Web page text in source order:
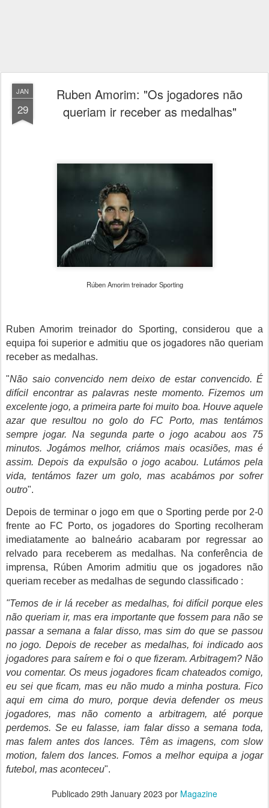
JAN
29
Ruben Amorim: "Os jogadores não
queriam ir receber as medalhas"
Rúben Amorim treinador Sporting
Ruben Amorim treinador do Sporting, considerou que a
equipa foi superior e admitiu que os jogadores não queriam
receber as medalhas.
"Não saio convencido nem deixo de estar convencido. É
difícil encontrar as palavras neste momento. Fizemos um
excelente jogo, a primeira parte foi muito boa. Houve aquele
azar que resultou no golo do FC Porto, mas tentámos
sempre jogar. Na segunda parte o jogo acabou aos 75
minutos. Jogámos melhor, criámos mais ocasiões, mas é
assim. Depois da expulsão o jogo acabou. Lutámos pela
vida, tentámos fazer um golo, mas acabámos por sofrer
outro".
Depois de terminar o jogo em que o Sporting perde por 2-0
frente ao FC Porto, os jogadores do Sporting recolheram
imediatamente ao balneário acabaram por regressar ao
relvado para receberem as medalhas. Na conferência de
imprensa, Rúben Amorim admitiu que os jogadores não
queriam receber as medalhas de segundo classificado :
"Temos de ir lá receber as medalhas, foi difícil porque eles
não queriam ir, mas era importante que fossem para não se
passar a semana a falar disso, mas sim do que se passou
no jogo. Depois de receber as medalhas, foi indicado aos
jogadores para saírem e foi o que fizeram. Arbitragem? Não
vou comentar. Os meus jogadores ficam chateados comigo,
eu sei que ficam, mas eu não mudo a minha postura. Fico
aqui em cima do muro, porque devia defender os meus
jogadores, mas não comento a arbitragem, até porque
perdemos. Se eu falasse, iam falar disso a semana toda,
mas falem antes dos lances. Têm as imagens, com slow
motion, falem dos lances. Fomos a melhor equipa a jogar
futebol, mas aconteceu".
Publicado 29th January 2023 por Magazine